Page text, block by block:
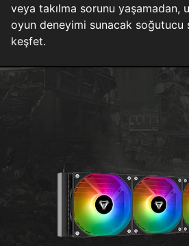
veya takılma sorunu yaşamadan,
oyun deneyimi sunacak soğutucu
keşfet.